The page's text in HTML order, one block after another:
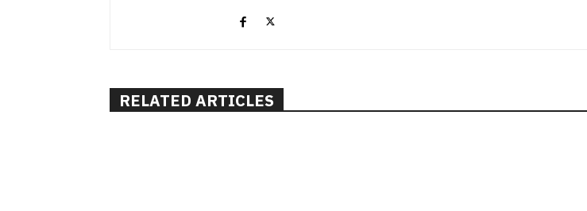
RELATED ARTICLES